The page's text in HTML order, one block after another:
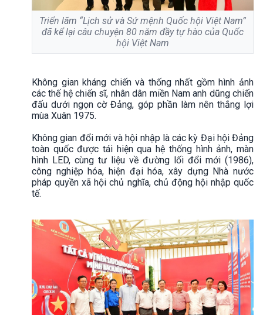
Triển lãm “Lịch sử và Sứ mệnh Quốc hội Việt Nam”
đã kể lại câu chuyện 80 năm đầy tự hào của Quốc
hội Việt Nam
Không gian kháng chiến và thống nhất gồm hình ảnh
các thế hệ chiến sĩ, nhân dân miền Nam anh dũng chiến
đấu dưới ngọn cờ Đảng, góp phần làm nên thắng lợi
mùa Xuân 1975.
Không gian đổi mới và hội nhập là các kỳ Đại hội Đảng
toàn quốc được tái hiện qua hệ thống hình ảnh, màn
hình LED, cùng tư liệu về đường lối đổi mới (1986),
công nghiệp hóa, hiện đại hóa, xây dựng Nhà nước
pháp quyền xã hội chủ nghĩa, chủ động hội nhập quốc
tế.